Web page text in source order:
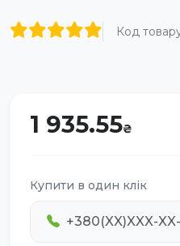
Код
1 935.55
Купити в один клік